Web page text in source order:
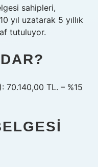
sahipleri,
yıl uzatarak 5 yıllık
tutuluyor.
70.140,00 TL. – %15